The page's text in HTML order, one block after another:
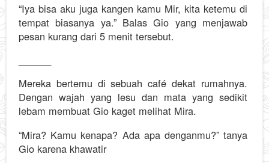
“Iya bisa aku juga kangen kamu Mir, kita ketemu di
tempat biasanya ya.” Balas Gio yang menjawab
pesan kurang dari 5 menit tersebut.
Mereka bertemu di sebuah café dekat rumahnya.
Dengan wajah yang lesu dan mata yang sedikit
lebam membuat Gio kaget melihat Mira.
“Mira? Kamu kenapa? Ada apa denganmu?” tanya
Gio karena khawatir